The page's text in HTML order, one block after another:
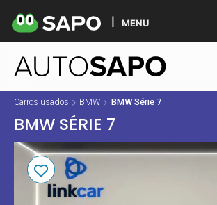
MENU
Carros usados BMW BMW Série 7
BMW SÉRIE 7